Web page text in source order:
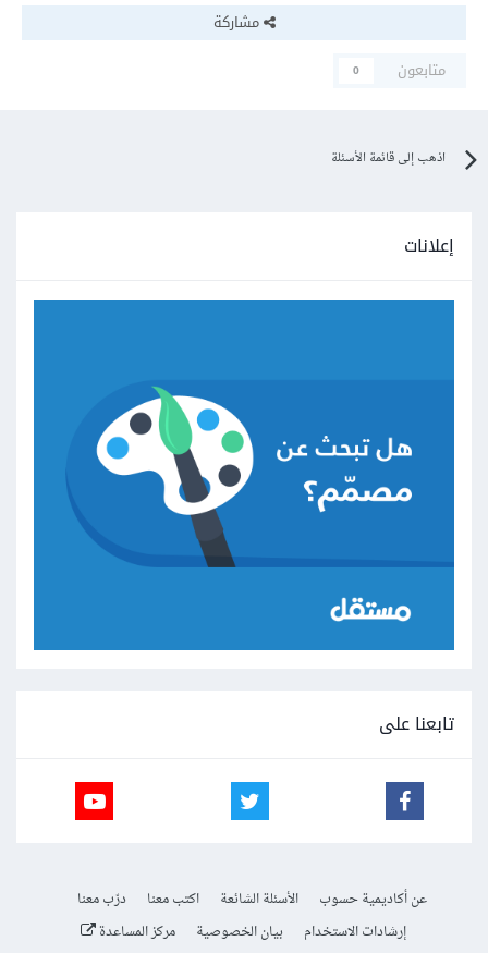
مشاركة
متابعون
0
اذهب إلى قائمة الأسئلة
إعلانات
تابعنا على
عن أكاديمية حسوب الأسئلة الشائعة اكتب معنا
درّب معنا
إرشادات الاستخدام
بيان الخصوصية مركز المساعدة